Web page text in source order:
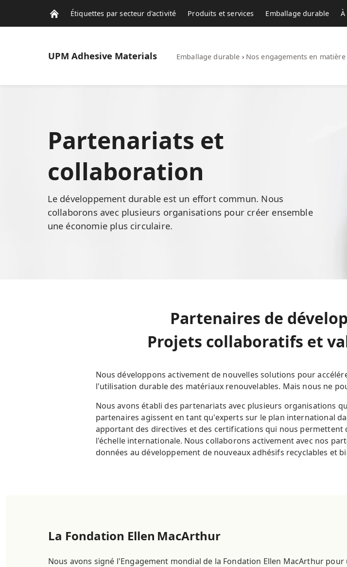
Étiquettes par secteur d'activité Produits et services Emballage durable
UPM Adhesive Materials Emballage durable › Nos engagements en
Partenariats et
collaboration
Le développement durable est un effort commun. Nous
collaborons avec plusieurs organisations pour créer ensemble
une économie plus circulaire.
Partenaires de
Projets collaboratifs et
Nous développons activement de nouvelles solutions pour
l'utilisation durable des matériaux renouvelables. Mais nous ne
Nous avons établi des partenariats avec plusieurs organisations
partenaires agissent en tant qu'experts sur le plan international
apportant des directives et des certifications qui nous
l'échelle internationale. Nous collaborons activement avec nos
données au développement de nouveaux adhésifs recyclables et
La Fondation Ellen MacArthur
Nous avons signé l'Engagement mondial de la Fondation Ellen MacArthur pour